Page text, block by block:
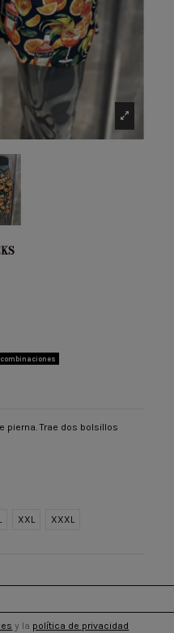
pierna. Trae dos bolsillos
XXL XXXL
y la política de privacidad